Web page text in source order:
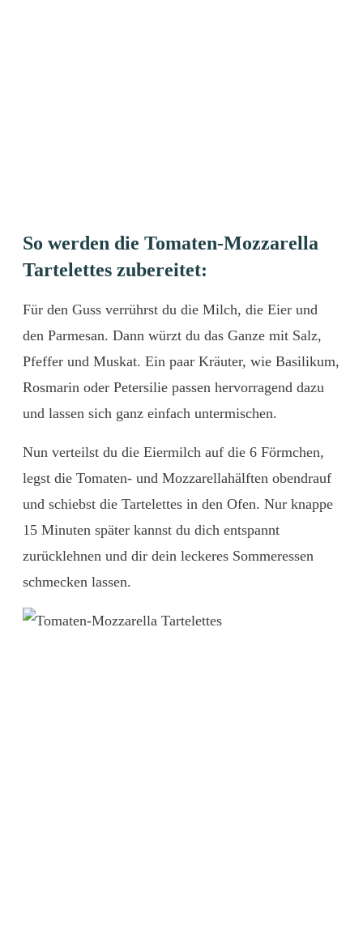
So werden die Tomaten-Mozzarella
Tartelettes zubereitet:
Für den Guss verrührst du die Milch, die Eier und
den Parmesan. Dann würzt du das Ganze mit Salz,
Pfeffer und Muskat. Ein paar Kräuter, wie Basilikum,
Rosmarin oder Petersilie passen hervorragend dazu
und lassen sich ganz einfach untermischen.
Nun verteilst du die Eiermilch auf die 6 Förmchen,
legst die Tomaten- und Mozzarellahälften obendrauf
und schiebst die Tartelettes in den Ofen. Nur knappe
15 Minuten später kannst du dich entspannt
zurücklehnen und dir dein leckeres Sommeressen
schmecken lassen.